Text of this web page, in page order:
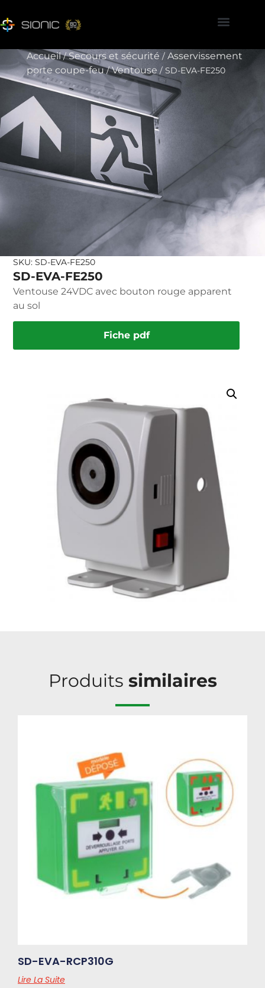
Accueil/Secours et sécurité / Asservissement
porte coupe-feu/Ventouse / SD-EVA-FE250
SKU: SD-EVA-FE250
SD-EVA-FE250
Ventouse 24VDC avec bouton rouge apparent
au sol
Fiche pdf
Produits similaires
SD-EVA-RCP310G
Lire La Suite